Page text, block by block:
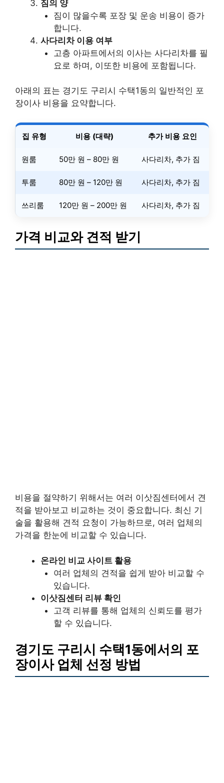
짐의 양
짐이 많을수록 포장 및 운송 비용이 증가
합니다.
사다리차 이용 여부
고층 아파트에서의 이사는 사다리차를 필
요로 하며, 이또한 비용에 포함됩니다.
아래의 표는 경기도 구리시 수택1동의 일반적인 포
장이사 비용을 요약합니다.
집 유형 비용 (대략) 추가 비용 요인
원룸 50만 원 – 80만 원 사다리차, 추가 짐
투룸 80만 원 – 120만 원 사다리차, 추가 짐
쓰리룸 120만 원 – 200만 원 사다리차, 추가 짐
가격 비교와 견적 받기
비용을 절약하기 위해서는 여러 이삿짐센터에서 견
적을 받아보고 비교하는 것이 중요합니다. 최신 기
술을 활용해 견적 요청이 가능하므로, 여러 업체의
가격을 한눈에 비교할 수 있습니다.
온라인 비교 사이트 활용
여러 업체의 견적을 쉽게 받아 비교할 수
있습니다.
이삿짐센터 리뷰 확인
고객 리뷰를 통해 업체의 신뢰도를 평가
할 수 있습니다.
경기도 구리시 수택1동에서의 포
장이사 업체 선정 방법